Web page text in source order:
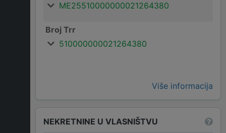
ME25510000000021264380
Broj Trr
510000000021264380
Više informacija
NEKRETNINE U VLASNIŠTVU